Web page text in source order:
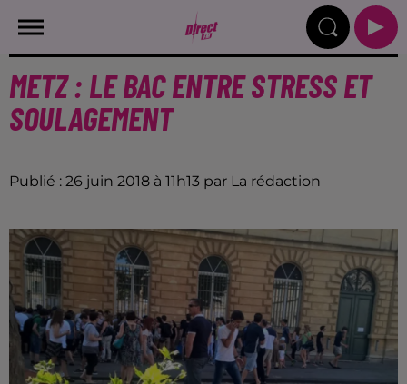
METZ : LE BAC ENTRE STRESS ET
SOULAGEMENT
Publié : 26 juin 2018 à 11h13 par La rédaction